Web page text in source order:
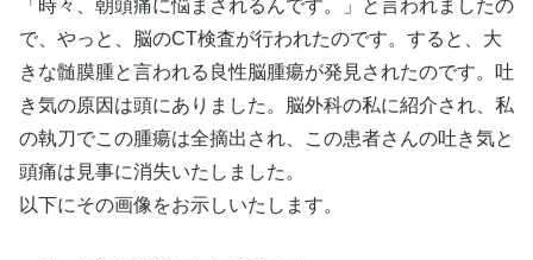
「時々、朝頭痛に悩まされるんです。」と言われましたの
で、やっと、脳のCT検査が行われたのです。すると、大
きな髄膜腫と言われる良性脳腫瘍が発見されたのです。吐
き気の原因は頭にありました。脳外科の私に紹介され、私
の執刀でこの腫瘍は全摘出され、この患者さんの吐き気と
頭痛は見事に消失いたしました。
以下にその画像をお示しいたします。